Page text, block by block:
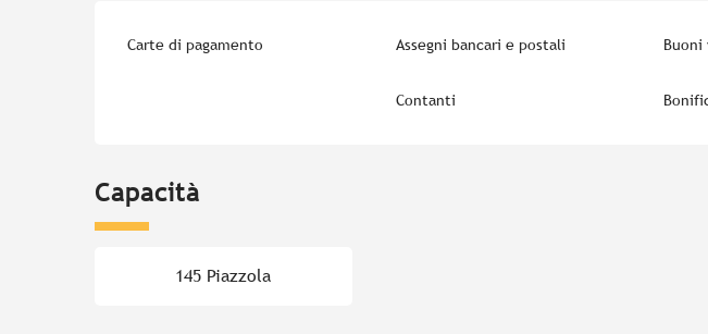
Carte di pagamento Assegni bancari e postali Buoni
Contanti
Capacità
145 Piazzola